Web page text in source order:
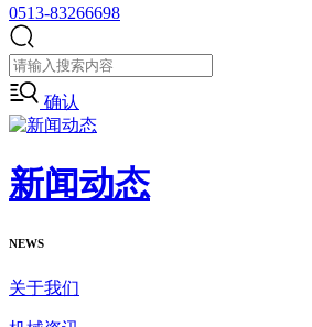
0513-83266698
确认
新闻动态
NEWS
关于我们